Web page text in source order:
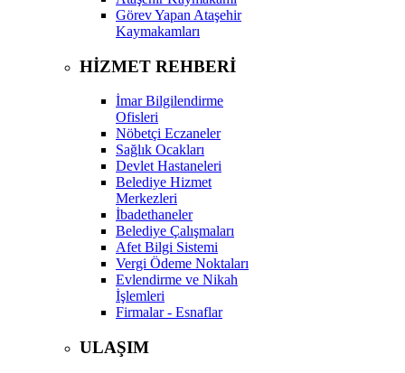
Görev Yapan Ataşehir
Kaymakamları
HİZMET REHBERİ
İmar Bilgilendirme
Ofisleri
Nöbetçi Eczaneler
Sağlık Ocakları
Devlet Hastaneleri
Belediye Hizmet
Merkezleri
İbadethaneler
Belediye Çalışmaları
Afet Bilgi Sistemi
Vergi Ödeme Noktaları
Evlendirme ve Nikah
İşlemleri
Firmalar - Esnaflar
ULAŞIM